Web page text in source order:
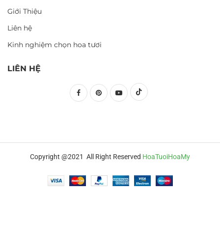
Giới Thiệu
Liên hệ
Kinh nghiệm chọn hoa tươi
LIÊN HỆ
Copyright @2021 All Right Reserved HoaTuoiHoaMy